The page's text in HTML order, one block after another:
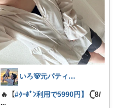
いろ🐻元パティシエ🍫
🔥【#ｸｰﾎﾟﾝ利用で5990円】
𓊆8/
...